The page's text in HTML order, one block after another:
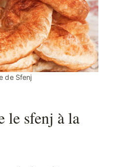
de Sfenj
le sfenj à la